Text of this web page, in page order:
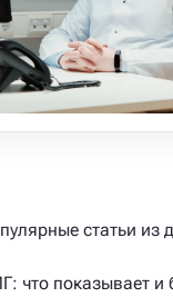
статьи из
что показывает и